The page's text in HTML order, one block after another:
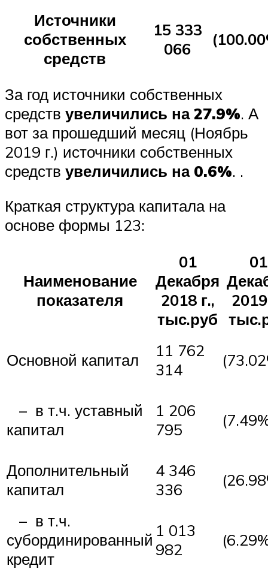
Источники
собственных
средств
15 333
066
За год источники собственных
средств увеличились на 27.9%. А
вот за прошедший месяц (Ноябрь
2019 г.) источники собственных
средств увеличились на 0.6%. .
Краткая структура капитала на
основе формы 123:
Наименование
показателя
01
Декабря
2018 г.,
тыс.руб
01
Основной капитал
11 762
314
– в т.ч. уставный
капитал
1 206
795
Дополнительный
капитал
4 346
336
– в т.ч.
субординированный
кредит
1 013
982